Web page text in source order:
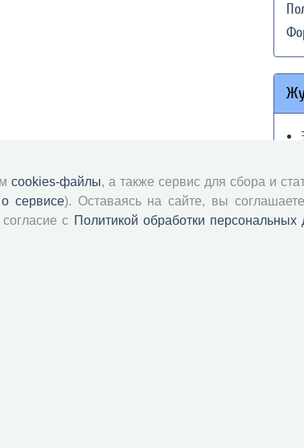
cookies-файлы, а также сервис для сбора и
сервисе). Оставаясь на сайте, вы
с Политикой обработки персональных